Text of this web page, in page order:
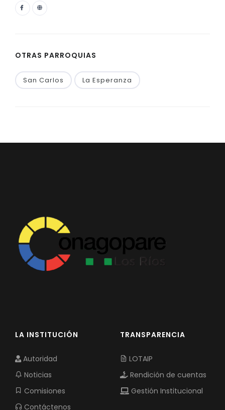
OTRAS PARROQUIAS
San Carlos La Esperanza
LA INSTITUCIÓN
Autoridad
Noticias
Comisiones
Contáctenos
TRANSPARENCIA
LOTAIP
Rendición de cuentas
Gestión Institucional